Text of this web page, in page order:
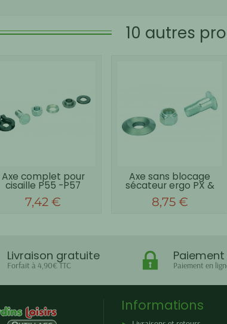
10 autres
Axe complet pour
cisaille P55 -P57
7,42 €
Axe sans blocage
sécateur ergo PX &
PXR BAHCO
8,75 €
Livraison gratuite
Forfait à 4,90€ TTC Paiement en
Informations